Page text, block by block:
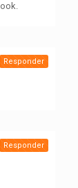
Responder
Responder